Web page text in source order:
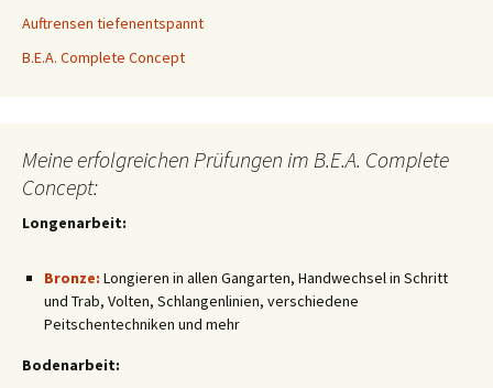
Auftrensen tiefenentspannt
B.E.A. Complete Concept
Meine erfolgreichen Prüfungen im B.E.A. Complete
Concept:
Longenarbeit:
Bronze: Longieren in allen Gangarten, Handwechsel in Schritt
und Trab, Volten, Schlangenlinien, verschiedene
Peitschentechniken und mehr
Bodenarbeit: